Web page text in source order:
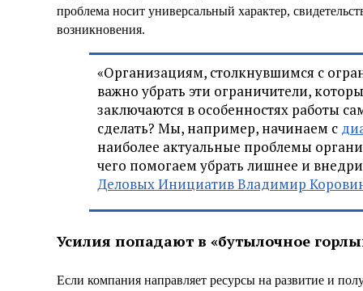
проблема носит универсальный характер,
возникновения.
«Организациям, столкнувшимся с
важно убрать эти ограничители,
заключаются в особенностях работы
сделать? Мы, например, начинаем с
наиболее актуальные проблемы
чего помогаем убрать лишнее и
Деловых Инициатив Владимир
Усилия попадают в «бутылочное
Если компания направляет ресурсы на развитие и